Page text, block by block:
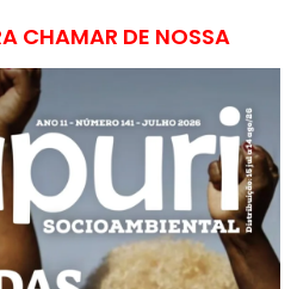
CHAMAR DE NOSSA